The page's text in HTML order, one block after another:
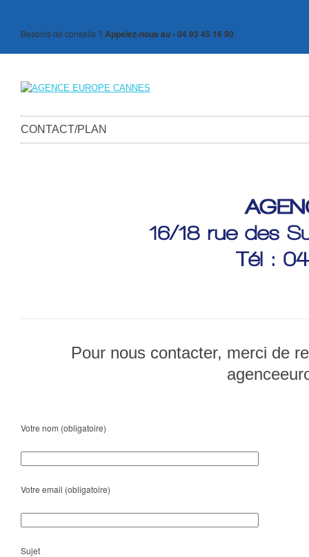
Besoins de conseils ? Appelez-nous au - 04 93 45 16 90
CONTACT/PLAN
Pour nous contacter, merci de
Votre nom (obligatoire)
Votre email (obligatoire)
Sujet